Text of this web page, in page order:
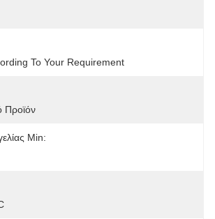
To Your Requirement
Προϊόν
Min: